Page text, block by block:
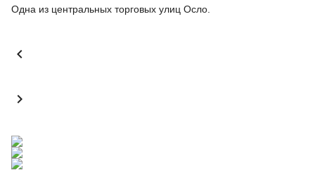
Одна из центральных торговых улиц Осло.

